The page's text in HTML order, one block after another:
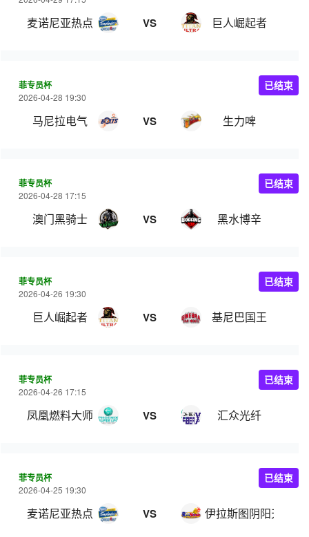
麦诺尼亚热点 VS 巨人崛起者
菲专员杯
2026-04-28 19:30
马尼拉电气 VS 生力啤
已结束
菲专员杯
2026-04-28 17:15
澳门黑骑士 VS 黑水博辛
已结束
菲专员杯
2026-04-26 19:30
巨人崛起者 VS 基尼巴国王
已结束
菲专员杯
2026-04-26 17:15
凤凰燃料大师 VS 汇众光纤
已结束
菲专员杯
2026-04-25 19:30
麦诺尼亚热点 VS 伊拉斯图阴阳天
已结束